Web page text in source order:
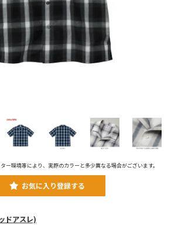
ー環境等により、実際のカラーと多少異なる場合がございます。
お気に入り登録する
ドアスレ)